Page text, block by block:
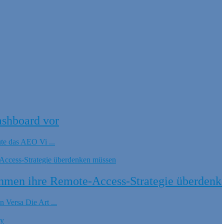
vor
das AEO Vi ...
ihre Remote-Access-Strategie
Versa Die Art ...